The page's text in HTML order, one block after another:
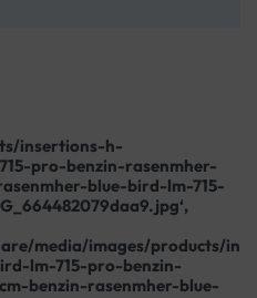
insertions-h-
pro-benzin-rasenmher-
blue-bird-lm-715-
media/images/products/in
lm-715-pro-benzin-
benzin-rasenmher-blue-